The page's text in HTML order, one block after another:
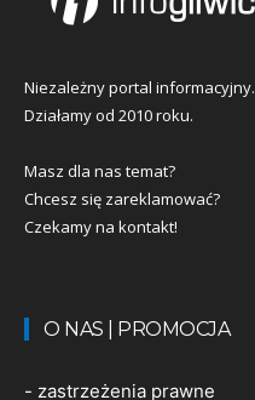
Niezależny portal informacyjny.
Działamy od 2010 roku.
Masz dla nas temat?
Chcesz się zareklamować?
Czekamy na kontakt!
O NAS | PROMOCJA
- zastrzeżenia prawne